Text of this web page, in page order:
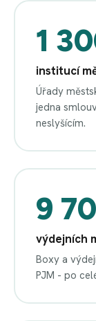
1
institucí
Úřady
jedna
neslyšícím.
9
výdejních
Boxy a
PJM - po